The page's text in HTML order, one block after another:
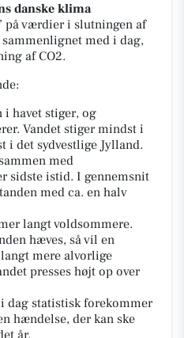
danske klima
på værdier i slutningen af
med i dag,
af CO2.
i havet stiger, og
Vandet stiger mindst i
i det sydvestlige Jylland.
med
sidste istid. I gennemsnit
med ca. en halv
langt voldsommere.
hæves, så vil en
mere alvorlige
presses højt op over
dag statistisk forekommer
hændelse, der kan ske